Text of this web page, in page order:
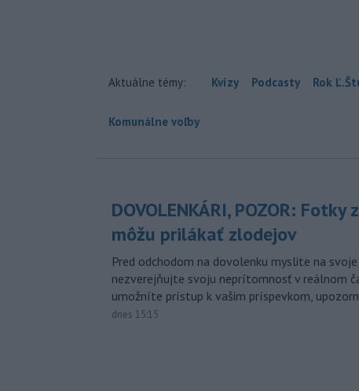
Aktuálne témy: Kvízy Podcasty Rok
Komunálne voľby
DOVOLENKÁRI, POZOR: Fotky
môžu prilákať zlodejov
Pred odchodom na dovolenku myslite na svoje
nezverejňujte svoju neprítomnosť v reálnom
umožníte prístup k vašim príspevkom,
dnes 15:15